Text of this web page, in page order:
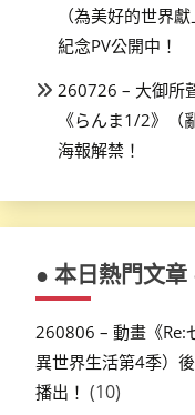
（為美好的世界
紀念PV公開中！
260726 – 大御所
《らんま1/2》
海報解禁！
● 本日熱門文章
260806 – 動畫《Re:
異世界生活第4季）
播出！ (10)